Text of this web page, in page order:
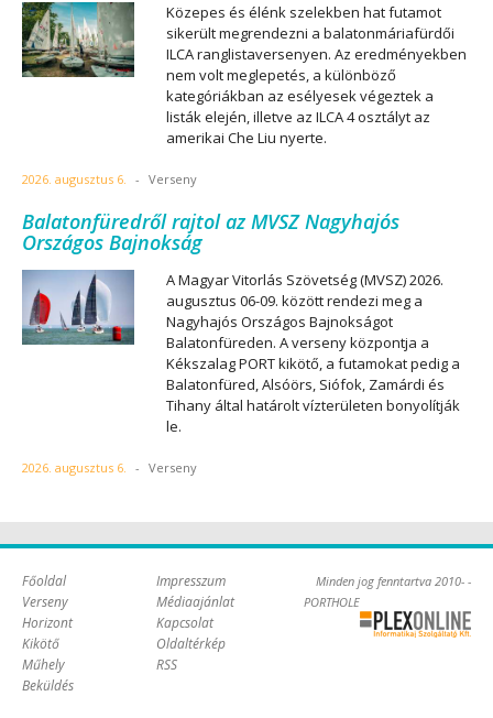
Közepes és élénk szelekben hat futamot
sikerült megrendezni a balatonmáriafürdői
ILCA ranglistaversenyen. Az eredményekben
nem volt meglepetés, a különböző
kategóriákban az esélyesek végeztek a
listák elején, illetve az ILCA 4 osztályt az
amerikai Che Liu nyerte.
2026. augusztus 6. - Verseny
Balatonfüredről rajtol az MVSZ Nagyhajós
Országos Bajnokság
A Magyar Vitorlás Szövetség (MVSZ) 2026.
augusztus 06-09. között rendezi meg a
Nagyhajós Országos Bajnokságot
Balatonfüreden. A verseny központja a
Kékszalag PORT kikötő, a futamokat pedig a
Balatonfüred, Alsóörs, Siófok, Zamárdi és
Tihany által határolt vízterületen bonyolítják
le.
2026. augusztus 6. - Verseny
Főoldal
Verseny
Horizont
Kikötő
Műhely
Beküldés
Impresszum
Médiaajánlat
Kapcsolat
Oldaltérkép
RSS
Minden jog fenntartva 2010- -
PORTHOLE
Online Kft. -